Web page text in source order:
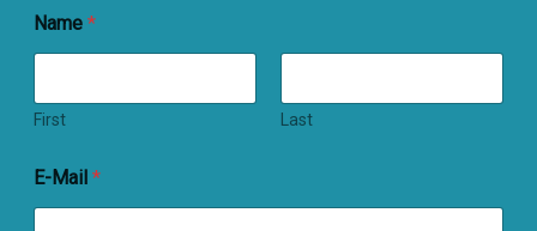
Name *
First Last
E-Mail *